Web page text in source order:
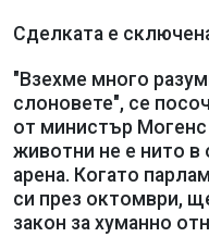
Сделката е
"Взехме много
слоновете", се
от министър
животни не е нито в
арена. Когато
си през октомври,
закон за хуманно